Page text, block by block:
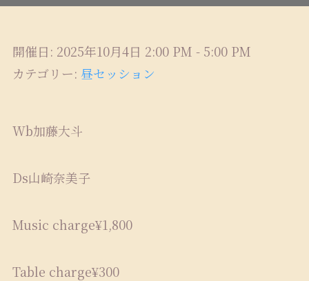
開催日: 2025年10月4日 2:00 PM - 5:00 PM
カテゴリー: 昼セッション
Wb加藤大斗
Ds山崎奈美子
Music charge¥1,800
Table charge¥300